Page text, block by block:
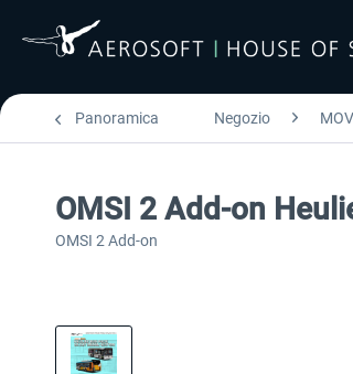
Panoramica Negozio
OMSI 2 Add-on
OMSI 2 Add-on